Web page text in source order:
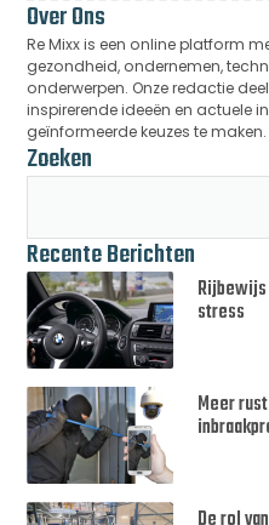
Over Ons
Re Mixx is een online platform
gezondheid, ondernemen,
onderwerpen. Onze redactie
inspirerende ideeën en actuele
geïnformeerde keuzes te maken.
Zoeken
Recente Berichten
stress
Meer